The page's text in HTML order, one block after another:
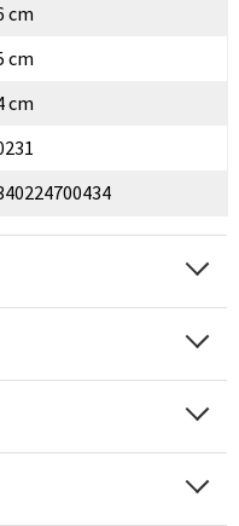
cm
cm
cm